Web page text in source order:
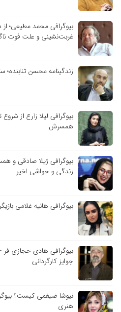
بیوگرافی محمد مطیعی؛
غربت‌نشینی و علت فوت
زندگینامه محسن تنابنده؛
بیوگرافی لیلا زارع از
همسرش
بیوگرافی ژیلا صادقی و
زندگی و حواشی اخیر
بیوگرافی هانیه غلامی
بیوگرافی هادی حجازی فر
جوایز کارگردانی
نیوشا ضیغمی کیست؟
هنری